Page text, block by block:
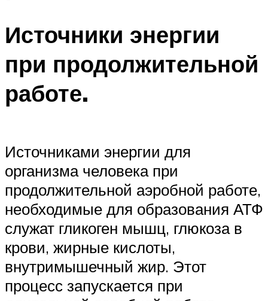
Источники энергии
при продолжительной
работе.
Источниками энергии для
организма человека при
продолжительной аэробной работе,
необходимые для образования АТФ
служат гликоген мышц, глюкоза в
крови, жирные кислоты,
внутримышечный жир. Этот
процесс запускается при